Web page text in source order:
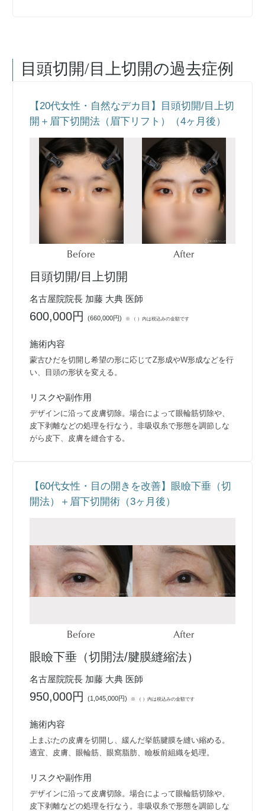
目頭切開/目上切開の過去症例
【20代女性・自然なデカ目】目頭切開/目上切
開＋眉下切開法（眉下リフト）（4ヶ月後）
Before After
目頭切開/目上切開
名古屋院院長 加藤 大典 医師
600,000円(660,000円) ※ （ ）内は税込みの金額です
施術内容
蒙古ひだを切開し希望の形に応じてZ形成やW形成などを行
い、目頭の形状を変える。
リスクや副作用
デザインに沿って皮膚切除。場合によって眼輪筋切除や、
皮下剥離などの処理を行なう。非吸収糸で形態を調節しな
がら皮下、皮膚を縫合する。
【60代女性・目の開きを改善】眼瞼下垂（切
開法）＋眉下切開術（3ヶ月後）
Before After
眼瞼下垂（切開法/腱膜縫縮法）
名古屋院院長 加藤 大典 医師
950,000円(1,045,000円) ※ （ ）内は税込みの金額です
施術内容
上まぶたの皮膚を切開し、緩んだ挙筋腱膜を縫い縮める。
適宜、皮膚、眼輪筋、眼窩脂肪、瞼板前組織を処理。
リスクや副作用
デザインに沿って皮膚切除。場合によって眼輪筋切除や、
皮下剥離などの処理を行なう。非吸収糸で形態を調節しな